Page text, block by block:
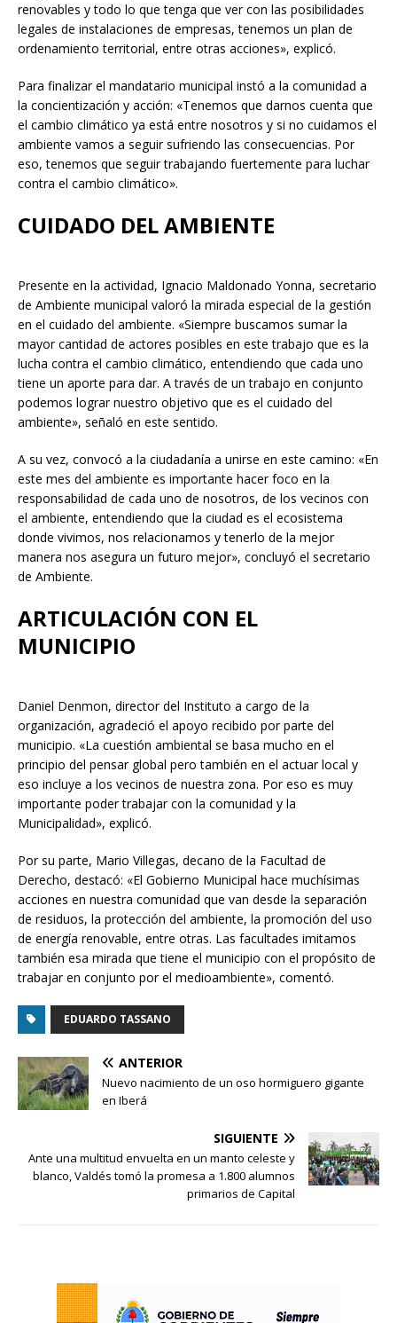
renovables y todo lo que tenga que ver con las posibilidades
legales de instalaciones de empresas, tenemos un plan de
ordenamiento territorial, entre otras acciones», explicó.
Para finalizar el mandatario municipal instó a la comunidad a
la concientización y acción: «Tenemos que darnos cuenta que
el cambio climático ya está entre nosotros y si no cuidamos el
ambiente vamos a seguir sufriendo las consecuencias. Por
eso, tenemos que seguir trabajando fuertemente para luchar
contra el cambio climático».
CUIDADO DEL AMBIENTE
Presente en la actividad, Ignacio Maldonado Yonna, secretario
de Ambiente municipal valoró la mirada especial de la gestión
en el cuidado del ambiente. «Siempre buscamos sumar la
mayor cantidad de actores posibles en este trabajo que es la
lucha contra el cambio climático, entendiendo que cada uno
tiene un aporte para dar. A través de un trabajo en conjunto
podemos lograr nuestro objetivo que es el cuidado del
ambiente», señaló en este sentido.
A su vez, convocó a la ciudadanía a unirse en este camino: «En
este mes del ambiente es importante hacer foco en la
responsabilidad de cada uno de nosotros, de los vecinos con
el ambiente, entendiendo que la ciudad es el ecosistema
donde vivimos, nos relacionamos y tenerlo de la mejor
manera nos asegura un futuro mejor», concluyó el secretario
de Ambiente.
ARTICULACIÓN CON EL
MUNICIPIO
Daniel Denmon, director del Instituto a cargo de la
organización, agradeció el apoyo recibido por parte del
municipio. «La cuestión ambiental se basa mucho en el
principio del pensar global pero también en el actuar local y
eso incluye a los vecinos de nuestra zona. Por eso es muy
importante poder trabajar con la comunidad y la
Municipalidad», explicó.
Por su parte, Mario Villegas, decano de la Facultad de
Derecho, destacó: «El Gobierno Municipal hace muchísimas
acciones en nuestra comunidad que van desde la separación
de residuos, la protección del ambiente, la promoción del uso
de energía renovable, entre otras. Las facultades imitamos
también esa mirada que tiene el municipio con el propósito de
trabajar en conjunto por el medioambiente», comentó.
EDUARDO TASSANO
ANTERIOR
Nuevo nacimiento de un oso hormiguero gigante
en Iberá
SIGUIENTE
Ante una multitud envuelta en un manto celeste y
blanco, Valdés tomó la promesa a 1.800 alumnos
primarios de Capital